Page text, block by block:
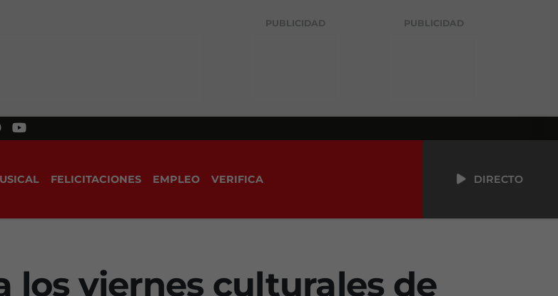
PUBLICIDAD PUBLICIDAD
FELICITACIONES EMPLEO VERIFICA DIRECTO
los viernes culturales de